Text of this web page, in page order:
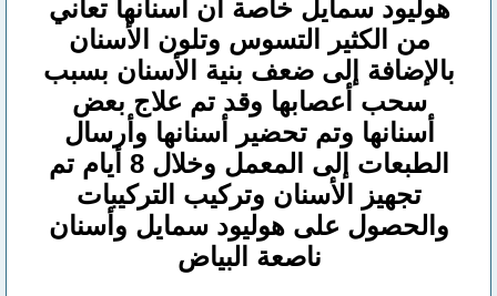
هوليود سمايل خاصة أن أسنانها تعاني
من الكثير التسوس وتلون الأسنان
بالإضافة إلى ضعف بنية الأسنان بسبب
سحب أعصابها وقد تم علاج بعض
أسنانها وتم تحضير أسنانها وأرسال
الطبعات إلى المعمل وخلال 8 أيام تم
تجهيز الأسنان وتركيب التركيبات
والحصول على هوليود سمايل وأسنان
ناصعة البياض